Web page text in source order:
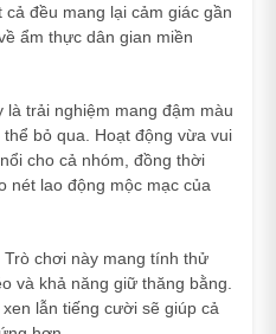
đều mang lại cảm giác gần
ẩm thực dân gian miền
trải nghiệm mang đậm màu
bỏ qua. Hoạt động vừa vui
cho cả nhóm, đồng thời
nét lao động mộc mạc của
chơi này mang tính thử
và khả năng giữ thăng bằng.
lẫn tiếng cười sẽ giúp cả